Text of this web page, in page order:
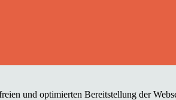
und optimierten Bereitstellung der